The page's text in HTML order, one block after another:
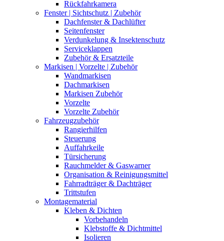
Rückfahrkamera
Fenster | Sichtschutz | Zubehör
Dachfenster & Dachlüfter
Seitenfenster
Verdunkelung & Insektenschutz
Serviceklappen
Zubehör & Ersatzteile
Markisen | Vorzelte | Zubehör
Wandmarkisen
Dachmarkisen
Markisen Zubehör
Vorzelte
Vorzelte Zubehör
Fahrzeugzubehör
Rangierhilfen
Steuerung
Auffahrkeile
Türsicherung
Rauchmelder & Gaswarner
Organisation & Reinigungsmittel
Fahrradträger & Dachträger
Trittstufen
Montagematerial
Kleben & Dichten
Vorbehandeln
Klebstoffe & Dichtmittel
Isolieren